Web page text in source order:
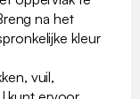
na het
kleur
vuil,